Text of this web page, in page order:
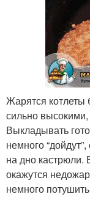
Жарятся котлеты
сильно
Выкладывать
немного
на дно кастрюли.
окажутся
немного